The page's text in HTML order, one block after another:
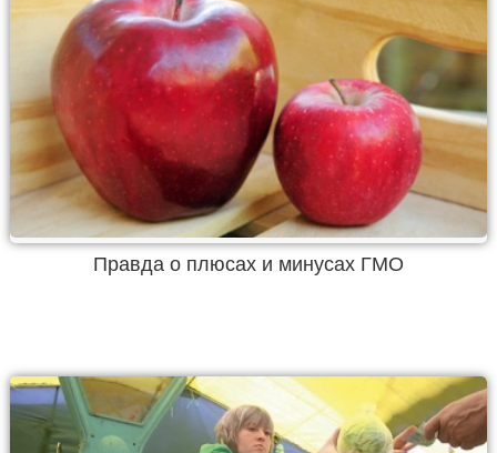
Правда о плюсах и минусах ГМО